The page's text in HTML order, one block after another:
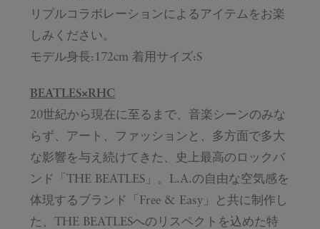
リプルコラボレーションによるアイテムをお楽
しみください。
モデル身長:172cm 着用サイズ:S
BEATLES×RHC
20世紀から現在に至るまで、音楽シーンのみな
らず、アート、ファッションと、多方面で多大
な影響を与え続けてきた、史上最高のロックバ
ンド「THE BEATLES」。L.A.の自由な空気感を
体現するブランド「Free & Easy」と共に制作し
た、THE BEATLESへのリスペクトを込めた特